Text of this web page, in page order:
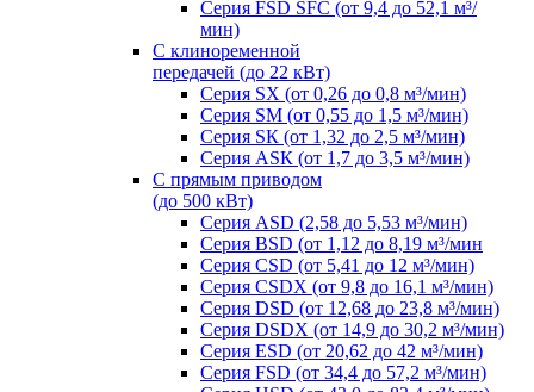
Серия FSD SFC (от 9,4 до 52,1 м³/
мин)
С клиноременной
передачей (до 22 кВт)
Серия SX (от 0,26 до 0,8 м³/мин)
Серия SM (от 0,55 до 1,5 м³/мин)
Серия SК (от 1,32 до 2,5 м³/мин)
Серия АSК (от 1,7 до 3,5 м³/мин)
С прямым приводом
(до 500 кВт)
Серия ASD (2,58 до 5,53 м³/мин)
Серия BSD (от 1,12 до 8,19 м³/мин
Серия CSD (от 5,41 до 12 м³/мин)
Серия СSDХ (от 9,8 до 16,1 м³/мин)
Серия DSD (от 12,68 до 23,8 м³/мин)
Серия DSDХ (от 14,9 до 30,2 м³/мин)
Серия ESD (от 20,62 до 42 м³/мин)
Серия FSD (от 34,4 до 57,2 м³/мин)